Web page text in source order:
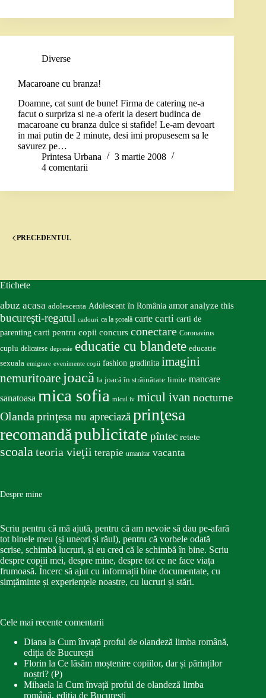
Diverse
Macaroane cu branza!
Doamne, cat sunt de bune! Firma de catering ne-a
facut o surpriza si ne-a oferit la desert budinca de
macaroane cu branza dulce si stafide! Le-am devoart
in mai putin de 2 minute, desi imi propusesem sa le
savurez pe…
Printesa Urbana
3 martie 2008
4 comentarii
PRECEDENTUL
Etichete
abuz acasa adolescenta Adolescent în România amor analyze this
bucureşti-regatul cadouri ca la școală carte carti carti de
parenting carti pentru copii concurs conectare Coronavirus
cuplu delicatese depresie educatie cu blandete educatie
sexuala emigrare evenimente copii fashion gradinita imagini
nemuritoare joacă la joacă în străinătate limite mancare
sanatoasa mica sofia micul iv micul ivan nocturne
Olandaprinţesa nu apreciazăprinţesa
recomandăpublicitate pîntec retete
scoalateoria vieţii terapie umanitar vacanta
Despre mine
Scriu pentru că mă ajută, pentru că am nevoie să dau pe-afară
tot binele meu (și uneori și răul), pentru că vorbele odată
scrise, schimbă lucruri, și eu cred că le schimbă în bine. Scriu
despre copiii mei, despre mine, despre tot ce ne face viața
frumoasă. Încerc să ajut cu informații bine documentate, cu
simțăminte și experiențele noastre, cu lucruri și stări.
Cele mai recente comentarii
Diana la Cum învață proful de olandeză limba română,
ediția de București
Florin la Ce lăsăm moștenire copiilor, dar și părinților
noștri? (P)
Mihaela la Cum învață proful de olandeză limba
română, ediția de București